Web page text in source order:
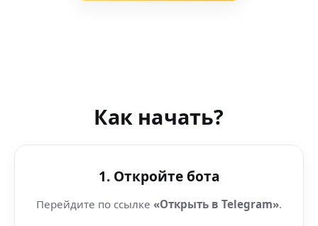
Как начать?
1. Откройте бота
Перейдите по ссылке «Открыть в Telegram».